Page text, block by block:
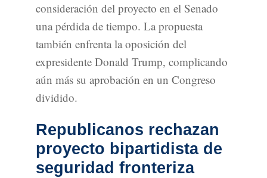
consideración del proyecto en el Senado
una pérdida de tiempo. La propuesta
también enfrenta la oposición del
expresidente Donald Trump, complicando
aún más su aprobación en un Congreso
dividido.
Republicanos rechazan
proyecto bipartidista de
seguridad fronteriza